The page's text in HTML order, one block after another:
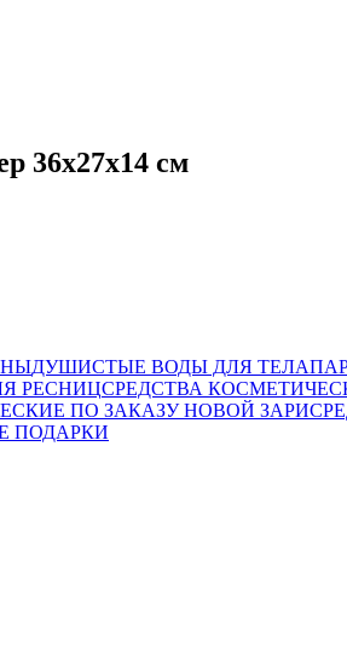
36х27х14 см
ДУШИСТЫЕ ВОДЫ ДЛЯ ТЕЛА
РЕСНИЦСРЕДСТВА
ПО ЗАКАЗУ НОВОЙ ЗАРИ
ПОДАРКИ